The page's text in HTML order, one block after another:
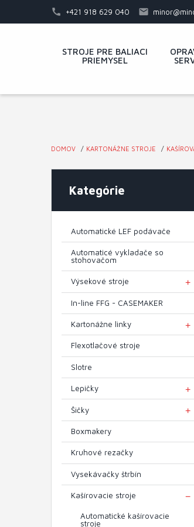
na
+421 918 629 040
STROJE PRE BALIACI
PRIEMYSEL
Nachádzate
DOMOV KARTONÁŽNE STROJE
Kategórie
Automatické LEF podávače
Automaticé vykladače so
stohovačom
Výsekové stroje
In-line FFG - CASEMAKER
Kartonážne linky
Flexotlačové stroje
Slotre
Lepičky
Šičky
Boxmakery
Kruhové rezačky
Vysekávačky štrbín
Kašírovacie stroje
Automatické kašírovacie
stroje